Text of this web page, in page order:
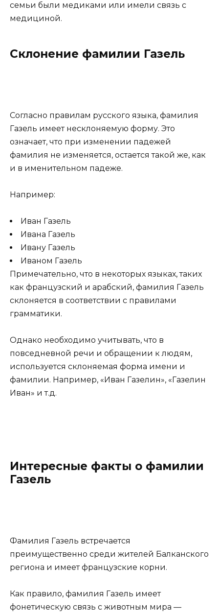
семьи были медиками или имели связь с
медициной.
Склонение фамилии Газель
Согласно правилам русского языка, фамилия
Газель имеет несклоняемую форму. Это
означает, что при изменении падежей
фамилия не изменяется, остается такой же, как
и в именительном падеже.
Например:
Иван Газель
Ивана Газель
Ивану Газель
Иваном Газель
Примечательно, что в некоторых языках, таких
как французский и арабский, фамилия Газель
склоняется в соответствии с правилами
грамматики.
Однако необходимо учитывать, что в
повседневной речи и обращении к людям,
используется склоняемая форма имени и
фамилии. Например, «Иван Газелин», «Газелин
Иван» и т.д.
Интересные факты о фамилии
Газель
Фамилия Газель встречается
преимущественно среди жителей Балканского
региона и имеет французские корни.
Как правило, фамилия Газель имеет
фонетическую связь с животным мира —